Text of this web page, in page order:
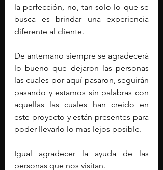
la perfección, no, tan solo lo que se
busca es brindar una experiencia
diferente al cliente.
De antemano siempre se agradecerá
lo bueno que dejaron las personas
las cuales por aquí pasaron, seguirán
pasando y estamos sin palabras con
aquellas las cuales han creído en
este proyecto y están presentes para
poder llevarlo lo mas lejos posible.
Igual agradecer la ayuda de las
personas que nos visitan.